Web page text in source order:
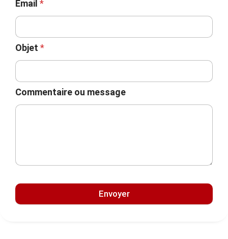
Email *
Objet *
Commentaire ou message
Envoyer